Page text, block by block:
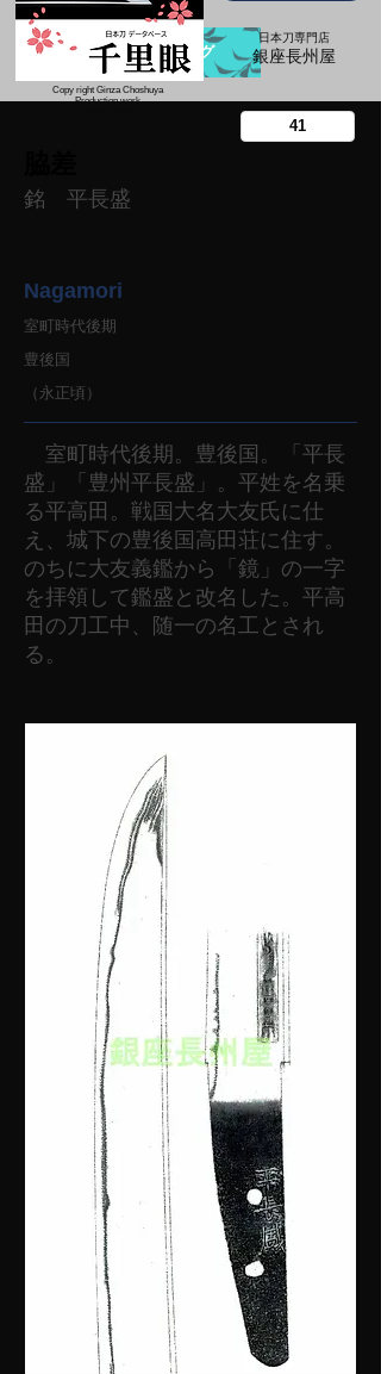
ブログ
日本刀専門店
​銀座長州屋
Copy right Ginza Choshuya
Production work
銘 平長盛
Nagamori
室町時代後期
豊後国
（永正頃）
室町時代後期。豊後国。「平長
盛」「豊州平長盛」。平姓を名乗
る平高田。戦国大名大友氏に仕
え、城下の豊後国高田荘に住す。
のちに大友義鑑から「鏡」の一字
を拝領して鑑盛と改名した。平高
田の刀工中、随一の名工とされ
る。